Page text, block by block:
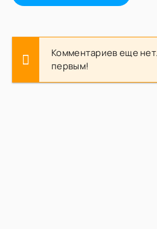
Комментариев еще
первым!